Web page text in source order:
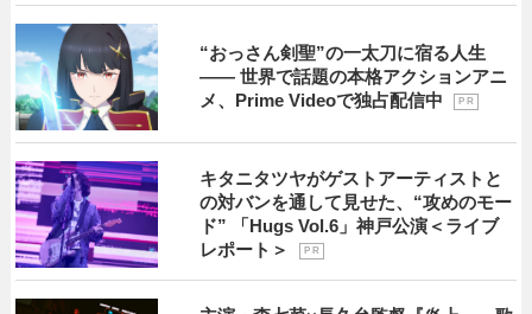
“おっさん剣聖”の一太刀に宿る人生
―― 世界で話題の本格アクションアニ
メ、Prime Videoで独占配信中
P R
キタニタツヤがゲストアーティストと
の対バンを通して見せた、“攻めのモー
ド” 「Hugs Vol.6」神戸公演＜ライブ
レポート＞
P R